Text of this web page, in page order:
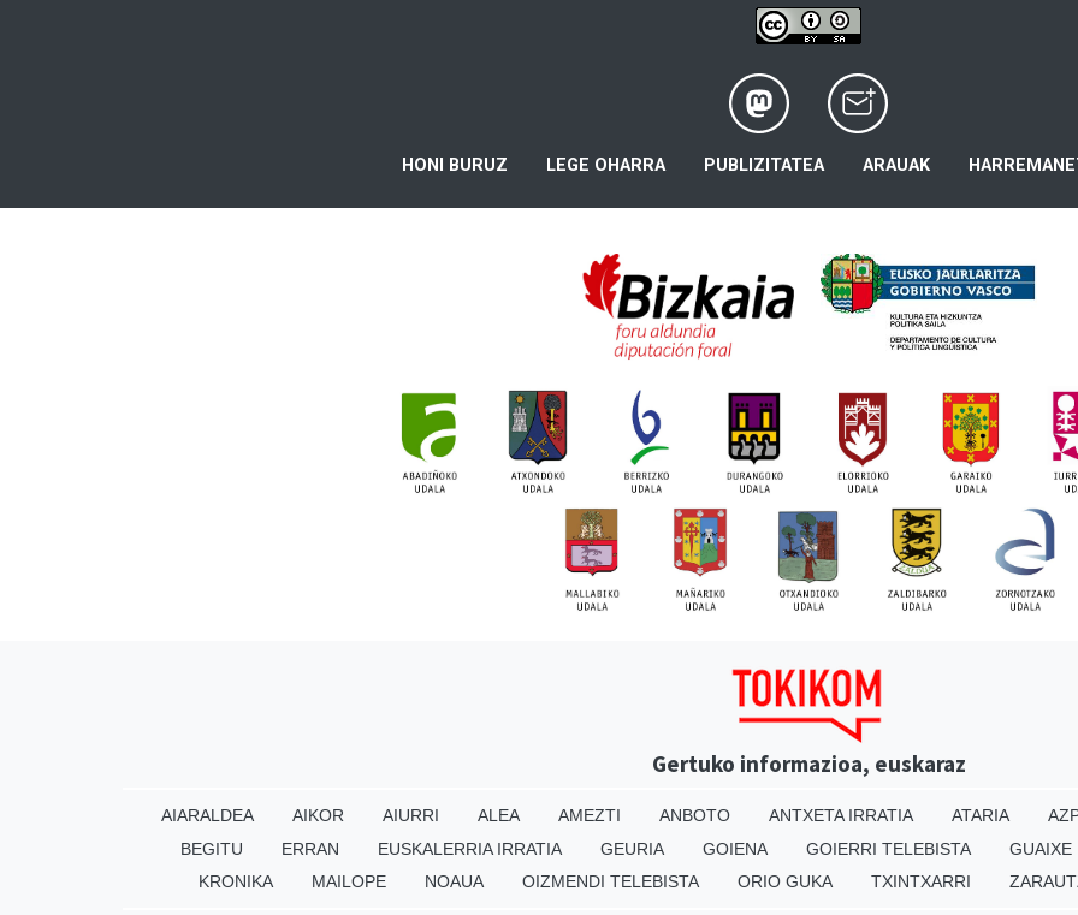
HONI BURUZ LEGE OHARRA PUBLIZITATEA ARAUAK
Gertuko informazioa, euskaraz
AIARALDEA AIKOR AIURRI ALEA AMEZTI ANBOTO ANTXETA IRRATIA ATARIA
BEGITU
ERRAN EUSKALERRIA IRRATIA GEURIA GOIENA GOIERRI TELEBISTA
GUAIXE
KRONIKA
MAILOPE NOAUA OIZMENDI TELEBISTA ORIO GUKA TXINTXARRI